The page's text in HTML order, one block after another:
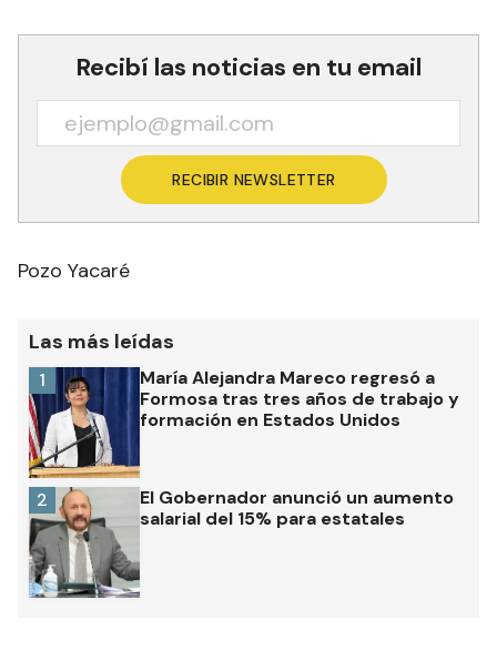
Recibí las noticias en tu email
RECIBIR NEWSLETTER
Pozo Yacaré
Las más leídas
María Alejandra Mareco regresó a
Formosa tras tres años de trabajo y
formación en Estados Unidos
1
El Gobernador anunció un aumento
salarial del 15% para estatales
2